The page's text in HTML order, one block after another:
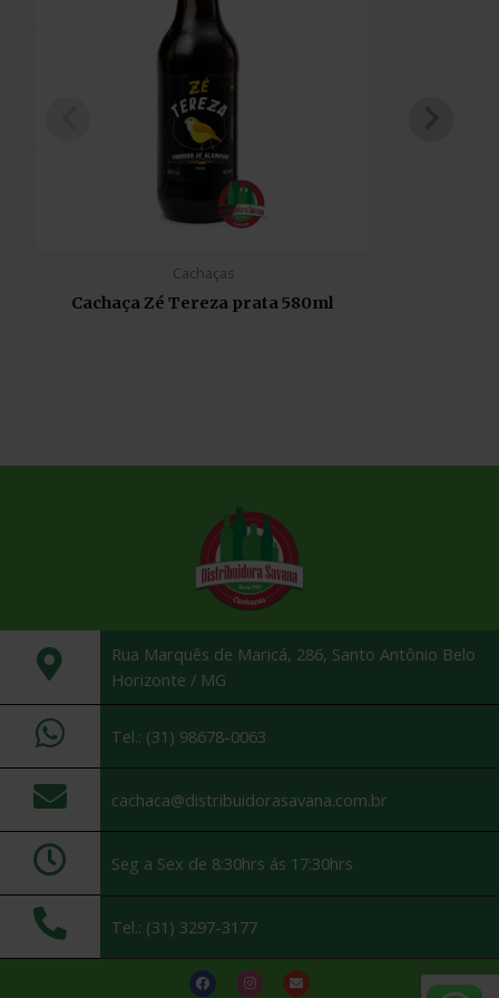
Cachaças
Cachaça Zé Tereza prata 580ml
Rua Marquês de Maricá, 286, Santo Antônio Belo
Horizonte / MG
Tel.: (31) 98678-0063
cachaca@distribuidorasavana.com.br
Seg a Sex de 8:30hrs ás 17:30hrs
Tel.: (31) 3297-3177